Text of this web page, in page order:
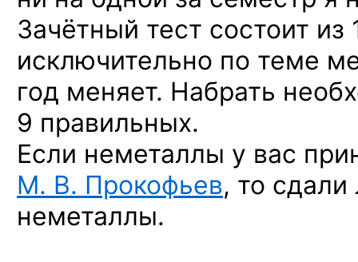
Зачётный тест состоит из
исключительно по теме
год меняет. Набрать
9 правильных.
Если неметаллы у вас
М. В. Прокофьев, то
неметаллы.